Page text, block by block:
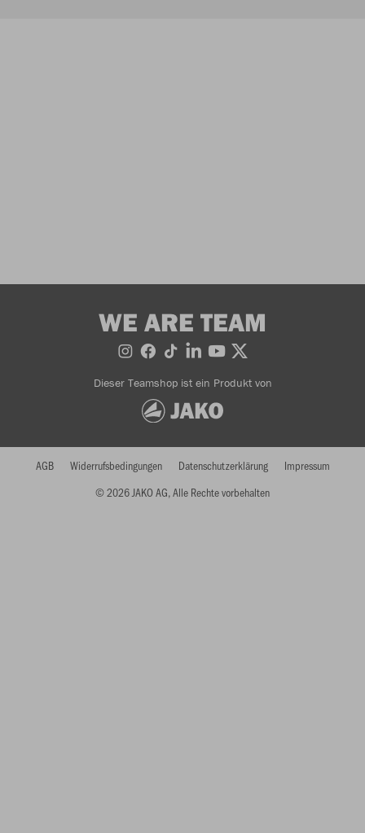
WE ARE TEAM
Dieser Teamshop ist ein Produkt von
© 2026 JAKO AG, Alle Rechte vorbehalten
AGB Widerrufsbedingungen Datenschutzerklärung Impressum